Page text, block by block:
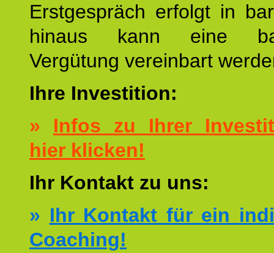
Erstgespräch erfolgt in
hinaus kann eine
Vergütung vereinbart
Ihre Investition:
» Infos zu Ihrer
hier klicken!
Ihr Kontakt zu uns:
» Ihr Kontakt für ein
Coaching!